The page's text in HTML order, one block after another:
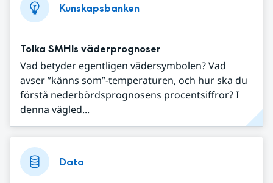
Kunskapsbanken
Tolka SMHIs väderprognoser
Vad betyder egentligen vädersymbolen? Vad
avser ”känns som”-temperaturen, och hur ska du
förstå nederbördsprognosens procentsiffror? I
denna vägled...
Data